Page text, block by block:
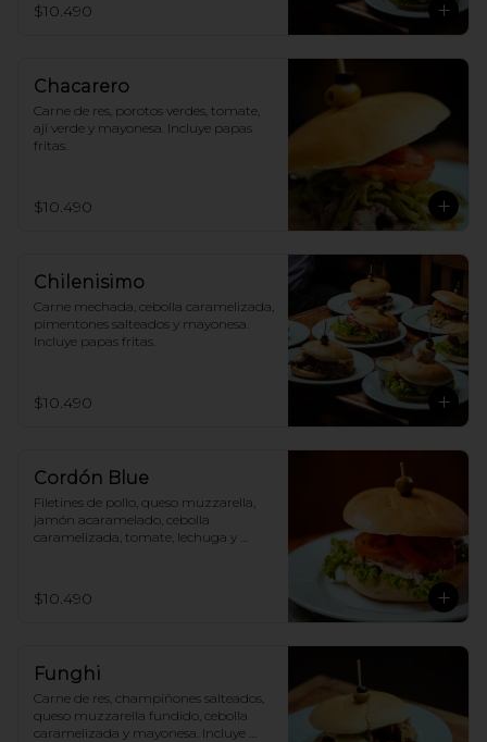
$10.490
Chacarero
Carne de res, porotos verdes, tomate,
ají verde y mayonesa. Incluye papas
fritas.
$10.490
Chilenisimo
Carne mechada, cebolla caramelizada,
pimentones salteados y mayonesa.
Incluye papas fritas.
$10.490
Cordón Blue
Filetines de pollo, queso muzzarella,
jamón acaramelado, cebolla
caramelizada, tomate, lechuga y
$10.490
Funghi
Carne de res, champiñones salteados,
queso muzzarella fundido, cebolla
caramelizada y mayonesa. Incluye